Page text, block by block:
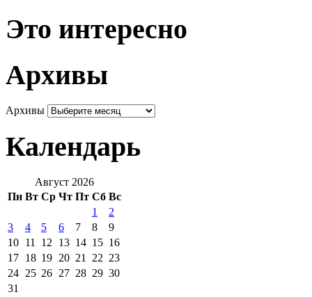
Это интересно
Архивы
Архивы
Календарь
Август 2026
Пн Вт Ср Чт Пт Сб Вс
1
2
3
4 5 6 7 8
9
10 11 12 13 14 15 16
17 18 19 20 21 22 23
24 25 26 27 28 29 30
31